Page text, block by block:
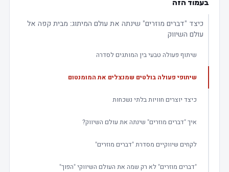
בעמוד הזה
כיצד "דברים מוזרים" שינתה את עולם המיתוג: מבית קפה אל
עולם השיווק
שיתוף פעולה טבעי בין המותגים לסדרה
שיתופי פעולה בולטים שמנצלים את המומנטום
כיצד יוצרים חוויות בלתי נשכחות
איך "דברים מוזרים" שינתה את עולם השיווק?
לקחים שיווקיים מסדרת "דברים מוזרים"
"דברים מוזרים" לא רק שמה את העולם השיווקי "הפוך"